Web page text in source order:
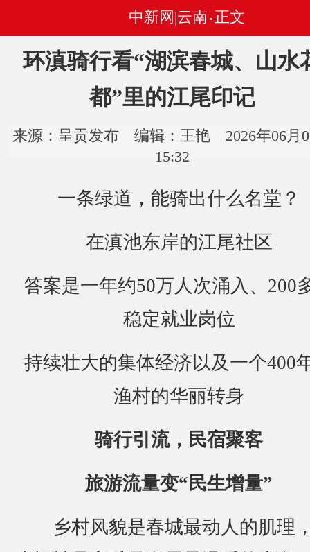
中新网|云南 • 正文
环滇骑行看“湖滨春城、山水
都”里的江尾印记
来源：呈贡发布 编辑：王艳 2026年06月
15:32
一条绿道，能骑出什么名堂？
在滇池东岸的江尾社区
答案是一年约50万人次涌入、200
稳定就业岗位
持续壮大的集体经济以及一个400
渔村的华丽转身
骑行引流，民宿聚客
旅游流量变“民生增量”
乡村风貌是春城最动人的肌理